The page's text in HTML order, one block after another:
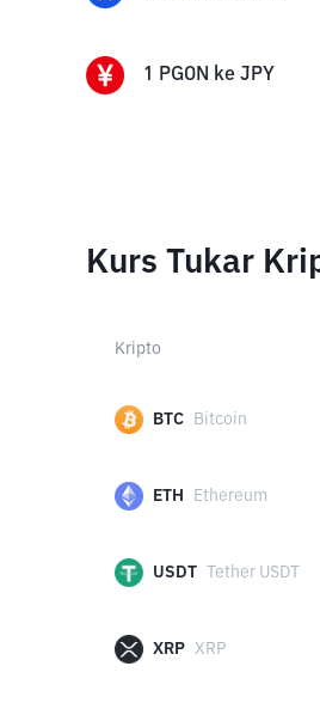
1 PGON ke JPY
Kurs Tukar
Kripto
BTC Bitcoin
ETH Ethereum
USDT Tether USDT
XRP XRP